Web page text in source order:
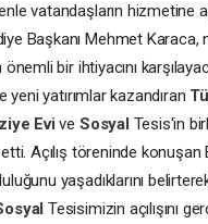
vatandaşların hizmetine
Başkanı Mehmet Karaca,
bir ihtiyacını
yeni yatırımlar kazandıran
Evive Sosyal Tesis'in
Açılış töreninde
yaşadıklarını
Tesisimizin açılışını